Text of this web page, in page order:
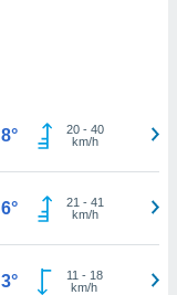
8° 20- 40
km/h
6° 21 - 41
km/h
3° 11 - 18
km/h